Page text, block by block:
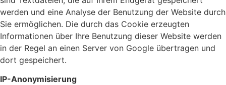
werden und eine Analyse der Benutzung der Website durch
Sie ermöglichen. Die durch das Cookie erzeugten
Informationen über Ihre Benutzung dieser Website werden
in der Regel an einen Server von Google übertragen und
dort gespeichert.
IP-Anonymisierung